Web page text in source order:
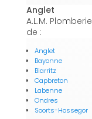
Anglet
A.L.M.
de :
Anglet
Bayonne
Biarritz
Capbreton
Labenne
Ondres
Soorts-Hossegor